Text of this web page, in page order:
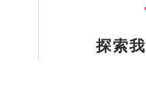
探索